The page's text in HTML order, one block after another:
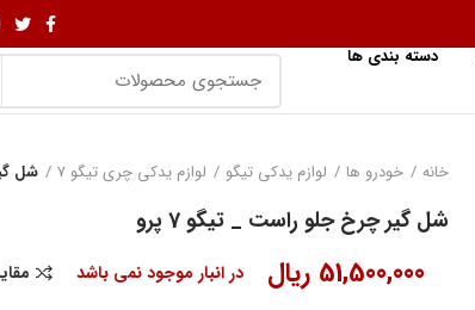
دسته بندی ها
خانه خودرو ها لوازم یدکی تیگو لوازم یدکی چری تیگو 7 شل
شل گیر چرخ جلو راست _ تیگو 7 پرو
51,500,000 ریال در انبار موجود نمی باشد